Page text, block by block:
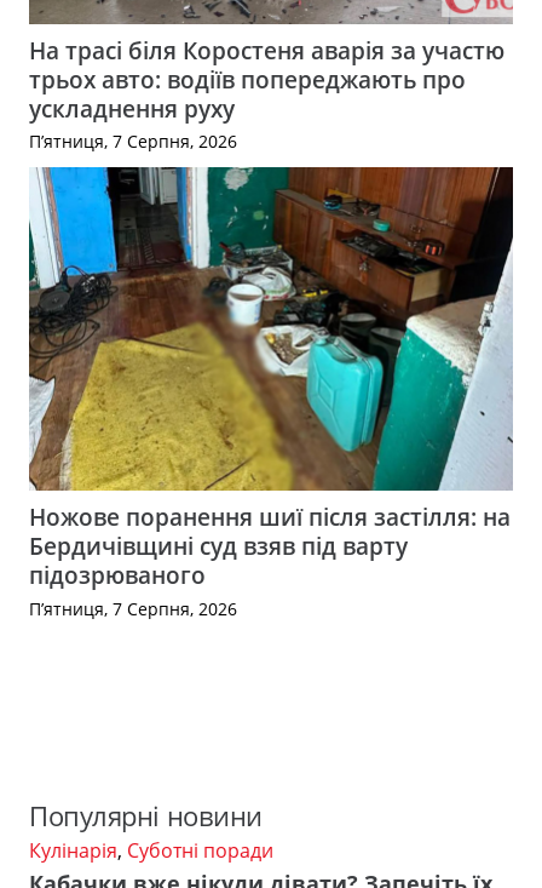
На трасі біля Коростеня аварія за участю
трьох авто: водіїв попереджають про
ускладнення руху
П’ятниця, 7 Серпня, 2026
Ножове поранення шиї після застілля: на
Бердичівщині суд взяв під варту
підозрюваного
П’ятниця, 7 Серпня, 2026
Популярні новини
Кулінарія, Суботні поради